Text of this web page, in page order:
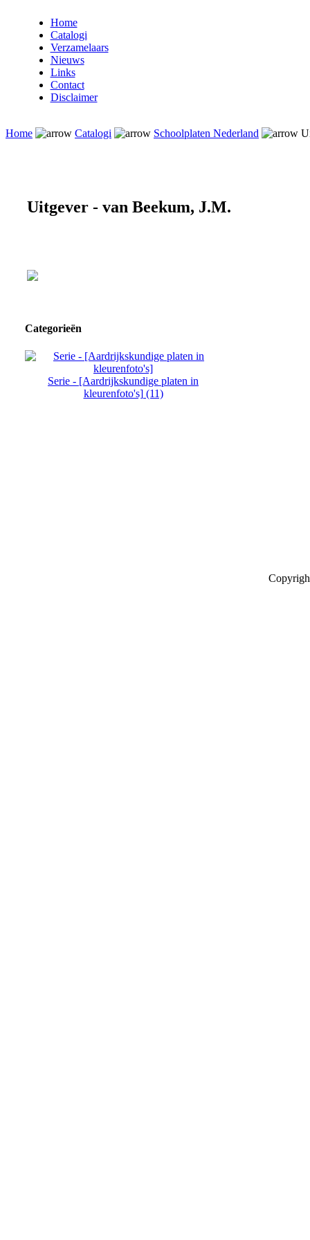
Home
Catalogi
Verzamelaars
Nieuws
Links
Contact
Disclaimer
Home Catalogi Schoolplaten Nederland
Uitgever - van Beekum, J.M.
Categorieën
Serie - [Aardrijkskundige platen in
kleurenfoto's] (11)